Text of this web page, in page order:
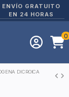
ENVÍO GRATUITO
EN 24 HORAS
0
DICROICA